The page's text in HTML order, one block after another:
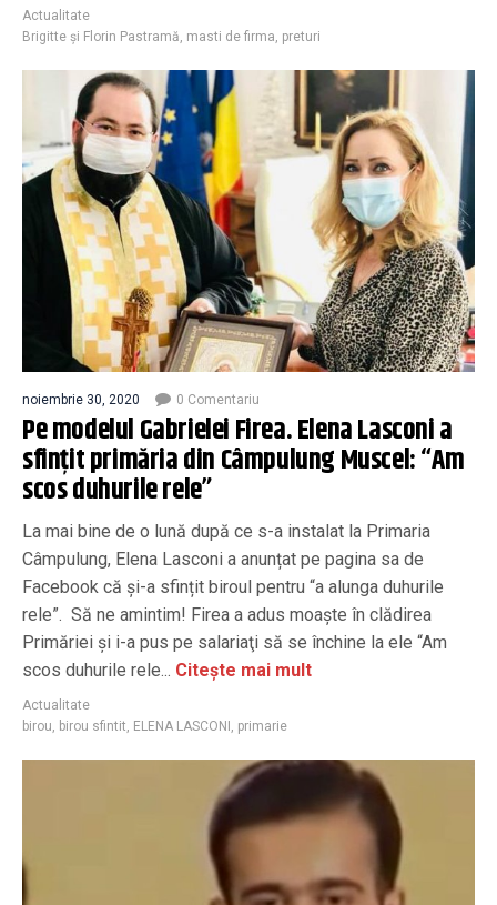
Actualitate
Brigitte și Florin Pastramă, masti de firma, preturi
noiembrie 30, 2020 0 Comentariu
Pe modelul Gabrielei Firea. Elena Lasconi a
sfințit primăria din Câmpulung Muscel: “Am
scos duhurile rele”
La mai bine de o lună după ce s-a instalat la Primaria
Câmpulung, Elena Lasconi a anunțat pe pagina sa de
Facebook că și-a sfințit biroul pentru “a alunga duhurile
rele”. Să ne amintim! Firea a adus moaşte în clădirea
Primăriei şi i-a pus pe salariaţi să se închine la ele “Am
scos duhurile rele... Citește mai mult
Actualitate
birou, birou sfintit, ELENA LASCONI , primarie